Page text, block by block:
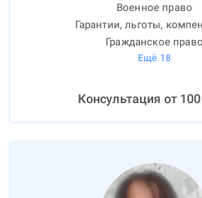
Военное право
Гарантии, льготы,
Гражданское право
Ещё 18
Консультация от